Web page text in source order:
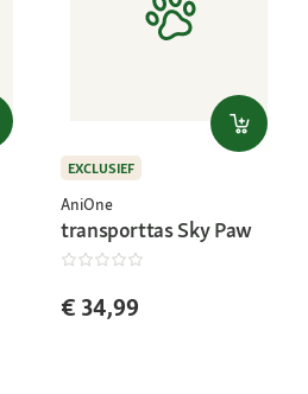
EXCLUSIEF
AniOne
transporttas Sky Paw
€ 34,99